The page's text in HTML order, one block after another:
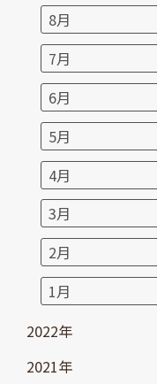
8月
7月
6月
5月
4月
3月
2月
1月
2022年
2021年